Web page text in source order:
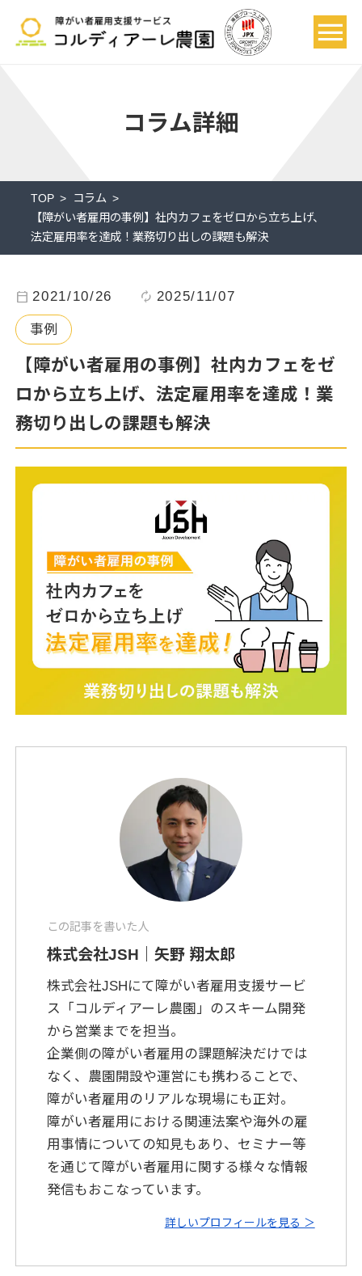
コラム詳細
TOP
コラム
【障がい者雇用の事例】社内カフェをゼロから立ち上げ、
法定雇用率を達成！業務切り出しの課題も解決
calendar_today 2021/10/26 autorenew 2025/11/07
事例
【障がい者雇用の事例】社内カフェをゼ
ロから立ち上げ、法定雇用率を達成！業
務切り出しの課題も解決
この記事を書いた人
株式会社JSH｜矢野 翔太郎
株式会社JSHにて障がい者雇用支援サービ
ス「コルディアーレ農園」のスキーム開発
から営業までを担当。
企業側の障がい者雇用の課題解決だけでは
なく、農園開設や運営にも携わることで、
障がい者雇用のリアルな現場にも正対。
障がい者雇用における関連法案や海外の雇
用事情についての知見もあり、セミナー等
を通じて障がい者雇用に関する様々な情報
発信もおこなっています。
詳しいプロフィールを見る ＞